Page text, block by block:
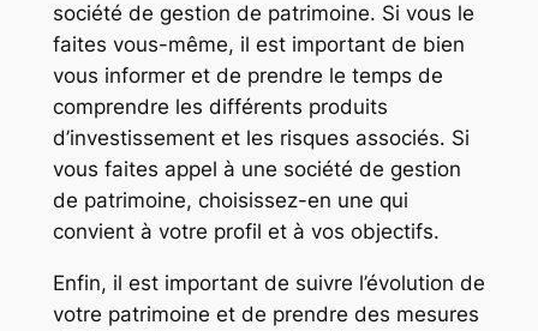
société de gestion de patrimoine. Si vous le
faites vous-même, il est important de bien
vous informer et de prendre le temps de
comprendre les différents produits
d’investissement et les risques associés. Si
vous faites appel à une société de gestion
de patrimoine, choisissez-en une qui
convient à votre profil et à vos objectifs.
Enfin, il est important de suivre l’évolution de
votre patrimoine et de prendre des mesures